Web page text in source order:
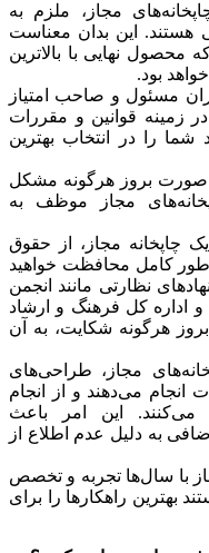
مجاز، ملزم به
هستند. این بدان معناست
محصول نهایی با بالاترین
بود.
مسئول و صاحب امتیاز
زمینه قوانین و مقررات
شما را در انتخاب بهترین
صورت بروز هرگونه مشکل
مجاز موظف به
یک چاپخانه مجاز، از حقوق
طور کامل محافظت خواهید
نظارتی مانند انجمن
اداره کل فرهنگ و ارشاد
هرگونه شکایت، به آن
مجاز، طراحی‌های
انجام می‌دهند و از انجام
می‌کنند. این امر باعث
به دلیل عدم اطلاع از
با سال‌ها تجربه و تخصص
بهترین راهکارها را برای